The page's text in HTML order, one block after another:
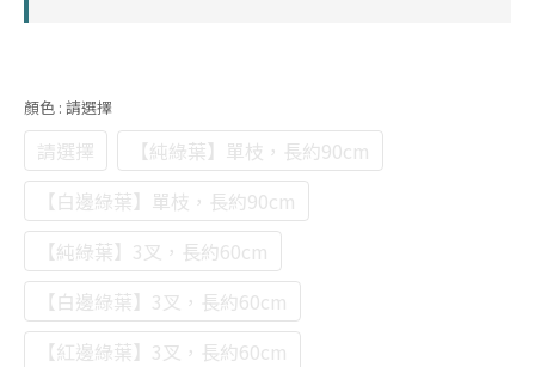
顏色 : 請選擇
請選擇
【純綠葉】單枝，長約90cm
【白邊綠葉】單枝，長約90cm
【純綠葉】3叉，長約60cm
【白邊綠葉】3叉，長約60cm
【紅邊綠葉】3叉，長約60cm